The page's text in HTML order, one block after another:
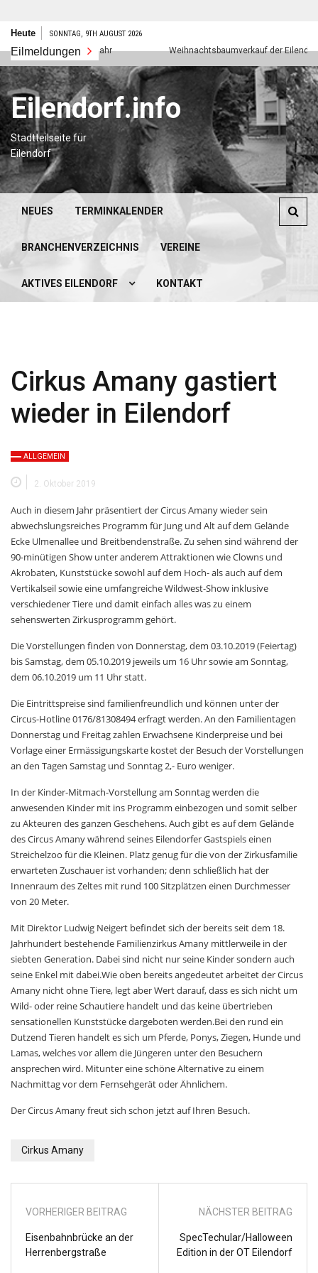
Zum
springen
Heute SONNTAG, 9TH AUGUST 2026
Eilmeldungen
Frohes neues Jahr Weihnachtsbaumverkauf der Eilendorfer
Eilendorf.info
Stadtteilseite für
Eilendorf
NEUES TERMINKALENDER
BRANCHENVERZEICHNIS VEREINE
AKTIVES EILENDORF KONTAKT
Cirkus Amany gastiert
wieder in Eilendorf
ALLGEMEIN
2. Oktober 2019
Auch in diesem Jahr präsentiert der Circus Amany wieder sein
abwechslungsreiches Programm für Jung und Alt auf dem Gelände
Ecke Ulmenallee und Breitbendenstraße. Zu sehen sind während der
90-minütigen Show unter anderem Attraktionen wie Clowns und
Akrobaten, Kunststücke sowohl auf dem Hoch- als auch auf dem
Vertikalseil sowie eine umfangreiche Wildwest-Show inklusive
verschiedener Tiere und damit einfach alles was zu einem
sehenswerten Zirkusprogramm gehört.
Die Vorstellungen finden von Donnerstag, dem 03.10.2019 (Feiertag)
bis Samstag, dem 05.10.2019 jeweils um 16 Uhr sowie am Sonntag,
dem 06.10.2019 um 11 Uhr statt.
Die Eintrittspreise sind familienfreundlich und können unter der
Circus-Hotline 0176/81308494 erfragt werden. An den Familientagen
Donnerstag und Freitag zahlen Erwachsene Kinderpreise und bei
Vorlage einer Ermässigungskarte kostet der Besuch der Vorstellungen
an den Tagen Samstag und Sonntag2,- Euro weniger.
In der Kinder-Mitmach-Vorstellung am Sonntag werden die
anwesenden Kinder mit ins Programm einbezogen und somit selber
zu Akteuren des ganzen Geschehens. Auch gibt es auf dem Gelände
des Circus Amany während seines Eilendorfer Gastspiels einen
Streichelzoo für die Kleinen. Platz genug für die von der Zirkusfamilie
erwarteten Zuschauer ist vorhanden; denn schließlich hat der
Innenraum des Zeltes mit rund 100 Sitzplätzen einen Durchmesser
von 20 Meter.
Mit Direktor Ludwig Neigert befindet sich der bereits seit dem 18.
Jahrhundert bestehende Familienzirkus Amany mittlerweile in der
siebten Generation. Dabei sind nicht nur seine Kinder sondern auch
seine Enkel mit dabei.Wie oben bereits angedeutet arbeitet der Circus
Amany nicht ohne Tiere, legt aber Wert darauf, dass es sich nicht um
Wild- oder reine Schautiere handelt und das keine übertrieben
sensationellen Kunststücke dargeboten werden.Bei den rund ein
Dutzend Tieren handelt es sich um Pferde, Ponys, Ziegen, Hunde und
Lamas, welches vor allem die Jüngeren unter den Besuchern
ansprechen wird. Mitunter eine schöne Alternative zu einem
Nachmittag vor dem Fernsehgerät oder Ähnlichem.
Der Circus Amany freut sich schon jetzt auf Ihren Besuch.
Cirkus Amany
VORHERIGER BEITRAG
Eisenbahnbrücke an der
Herrenbergstraße
NÄCHSTER BEITRAG
SpecTechular/Halloween
Edition in der OT Eilendorf